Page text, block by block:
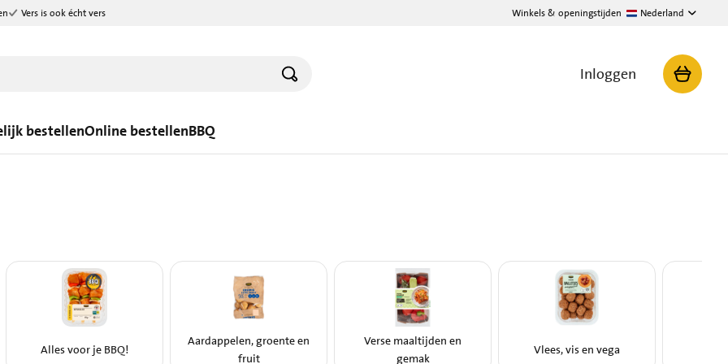
Vers is ook écht vers Winkels & openingstijden Nederland
Inloggen
bestellenOnline bestellenBBQ
Alles voor je BBQ!
Aardappelen, groente en
fruit
Verse maaltijden en
gemak
Vlees, vis en vega